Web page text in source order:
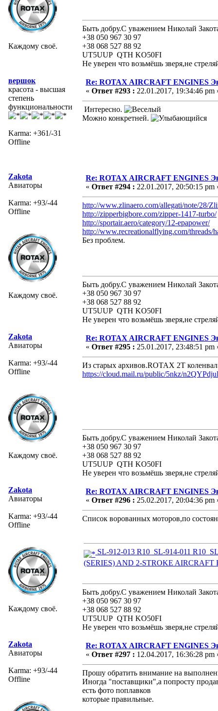
Каждому своё.
Быть добру.С уважением Николай
+38 050 967 30 97
+38 068 527 88 92
UT5UUP QTH KO50FI
Не уверен что возьмёшь зверя,не
вершок
красота - высшая
степень
функциональности
Karma: +361/-31
Offline
Re: ROTAX AIRCRAFT ENGINES
« Ответ #293 : 22.01.2017, 19:34:46 pm
Интересно.
Можно конкретней.
Zakota
Авиаторы
Karma: +93/-44
Offline
Каждому своё.
Re: ROTAX AIRCRAFT ENGINES
« Ответ #294 : 22.01.2017, 20:50:15 pm
http://www.zlinaero.com/allegati/note/28/
http://zipperbigbore.com/zipper-1417-turbo/
http://sportair.aero/category/12-epapower/
http://www.recreationalflying.com/threads/
Без проблем.
Быть добру.С уважением Николай
+38 050 967 30 97
+38 068 527 88 92
UT5UUP QTH KO50FI
Не уверен что возьмёшь зверя,не
Zakota
Авиаторы
Karma: +93/-44
Offline
Каждому своё.
Re: ROTAX AIRCRAFT ENGINES
« Ответ #295 : 25.01.2017, 23:48:51 pm
Из старых архивов.ROTAX 2Т
https://cloud.mail.ru/public/5nkz/
Быть добру.С уважением Николай
+38 050 967 30 97
+38 068 527 88 92
UT5UUP QTH KO50FI
Не уверен что возьмёшь зверя,не
Zakota
Авиаторы
Karma: +93/-44
Offline
Каждому своё.
Re: ROTAX AIRCRAFT ENGINES
« Ответ #296 : 25.02.2017, 20:04:36 pm
Список ворованных моторов,по
SL-912-013 R10_SL-914-011
(SERIES) AND 2-STROKE AIRCRAFT
Быть добру.С уважением Николай
+38 050 967 30 97
+38 068 527 88 92
UT5UUP QTH KO50FI
Не уверен что возьмёшь зверя,не
Zakota
Авиаторы
Karma: +93/-44
Offline
Re: ROTAX AIRCRAFT ENGINES
« Ответ #297 : 12.04.2017, 16:36:28 pm
Прошу обратить внимание на
Иногда "поставщики",а попросту
есть фото поплавков
которые правильные.